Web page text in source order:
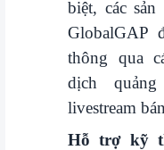
biệt, các sản
GlobalGAP
thông qua
dịch
livestream
Hỗ trợ kỹ